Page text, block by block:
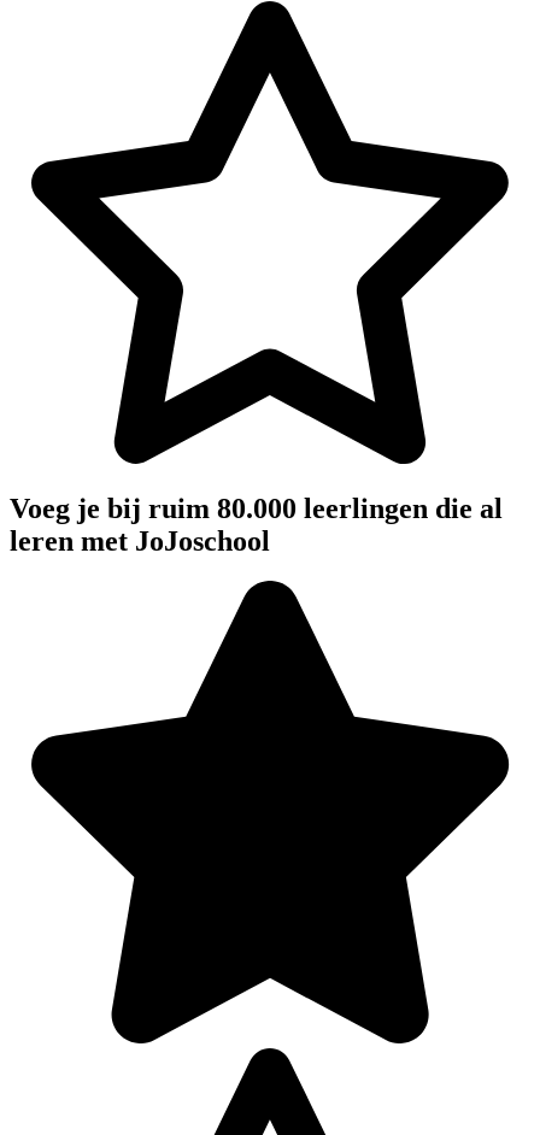
Voeg je bij ruim 80.000 leerlingen die al
leren met JoJoschool